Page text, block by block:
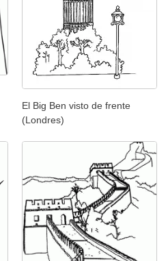
El Big Ben visto de frente
(Londres)